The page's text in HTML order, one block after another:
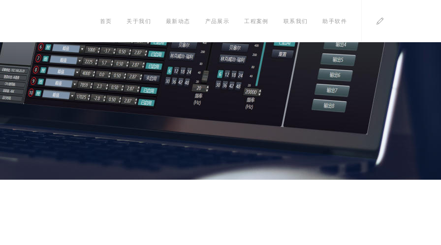
首页 关于我们 最新动态 产品展示 工程案例 联系我们 助手软件